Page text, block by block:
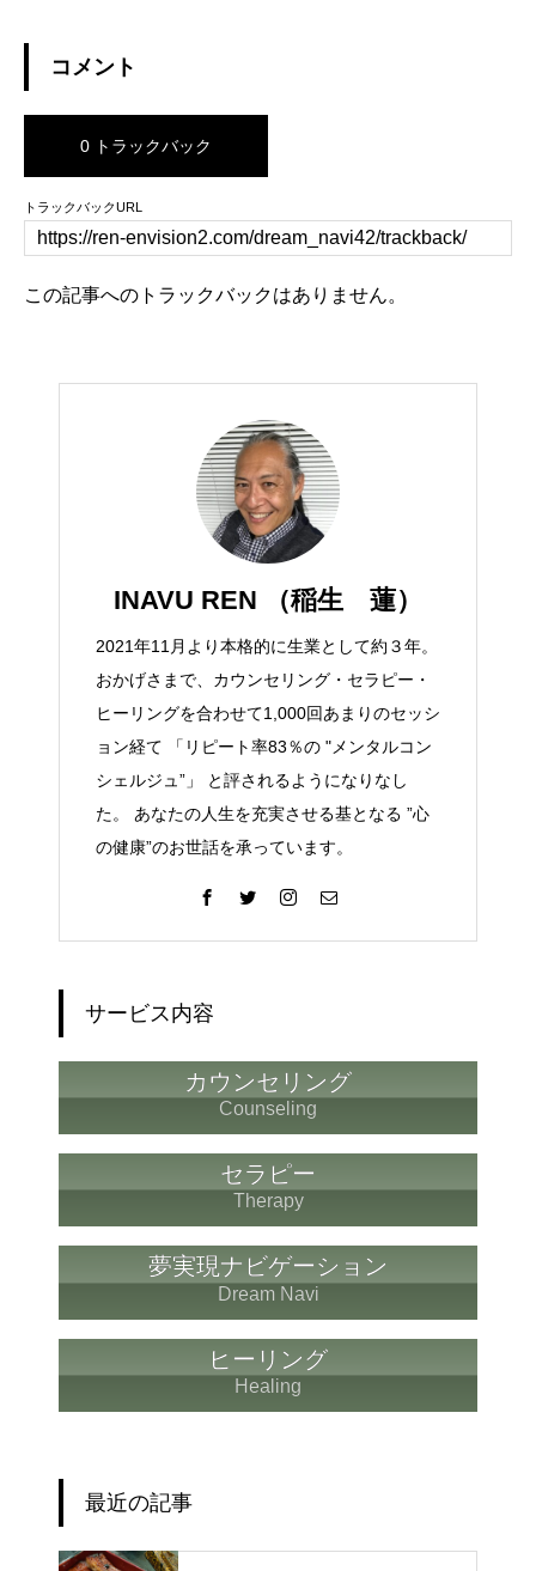
コメント
0 トラックバック
トラックバックURL
この記事へのトラックバックはありません。
INAVU REN （稲生 蓮）
2021年11月より本格的に生業として約３年。
おかげさまで、カウンセリング・セラピー・
ヒーリングを合わせて1,000回あまりのセッシ
ョン経て 「リピート率83％の "メンタルコン
シェルジュ”」 と評されるようになりなし
た。 あなたの人生を充実させる基となる ”心
の健康”のお世話を承っています。
サービス内容
カウンセリング
Counseling
セラピー
Therapy
夢実現ナビゲーション
Dream Navi
ヒーリング
Healing
最近の記事